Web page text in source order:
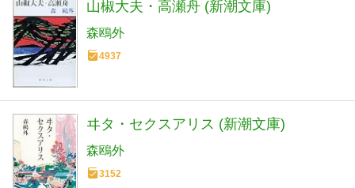
山椒大夫・高瀬舟 (新潮文庫)
森鴎外
4937
ヰタ・セクスアリス (新潮文庫)
森鴎外
3152